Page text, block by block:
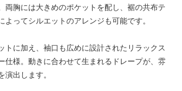
両胸には大きめのポケットを配し、裾の共布テ
よってシルエットのアレンジも可能です。
トに加え、袖口も広めに設計されたリラックス
仕様。動きに合わせて生まれるドレープが、雰
演出します。